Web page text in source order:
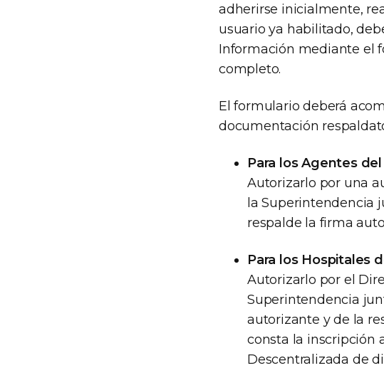
adherirse inicialmente,
usuario ya habilitado,
Información mediante el
completo.
El formulario deberá
documentación
Para los Agentes
Autorizarlo por una
la Superintendencia
respalde la firma
Para los Hospitales
Autorizarlo por el
Superintendencia
autorizante y de la
consta la inscripción
Descentralizada de